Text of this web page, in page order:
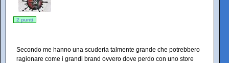
2 punti
Secondo me hanno una scuderia talmente grande che potrebbero
ragionare come i grandi brand ovvero dove perdo con uno store